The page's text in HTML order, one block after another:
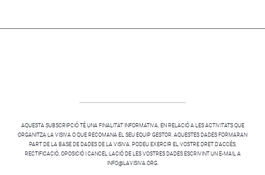
AQUESTA SUBSCRIPCIÓ TÉ UNA FINALITAT INFORMATIVA, EN RELACIÓ A LES ACTIVITATS QUE
ORGANITZA LA VISIVA O QUE RECOMANA EL SEU EQUIP GESTOR. AQUESTES DADES FORMARAN
PART DE LA BASE DE DADES DE LA VISIVA. PODEU EXERCIR EL VOSTRE DRET D’ACCÉS,
RECTIFICACIÓ, OPOSICIÓ I CANCEL·LACIÓ DE LES VOSTRES DADES ESCRIVINT UN E-MAIL A
INFO@LAVISIVA.ORG.